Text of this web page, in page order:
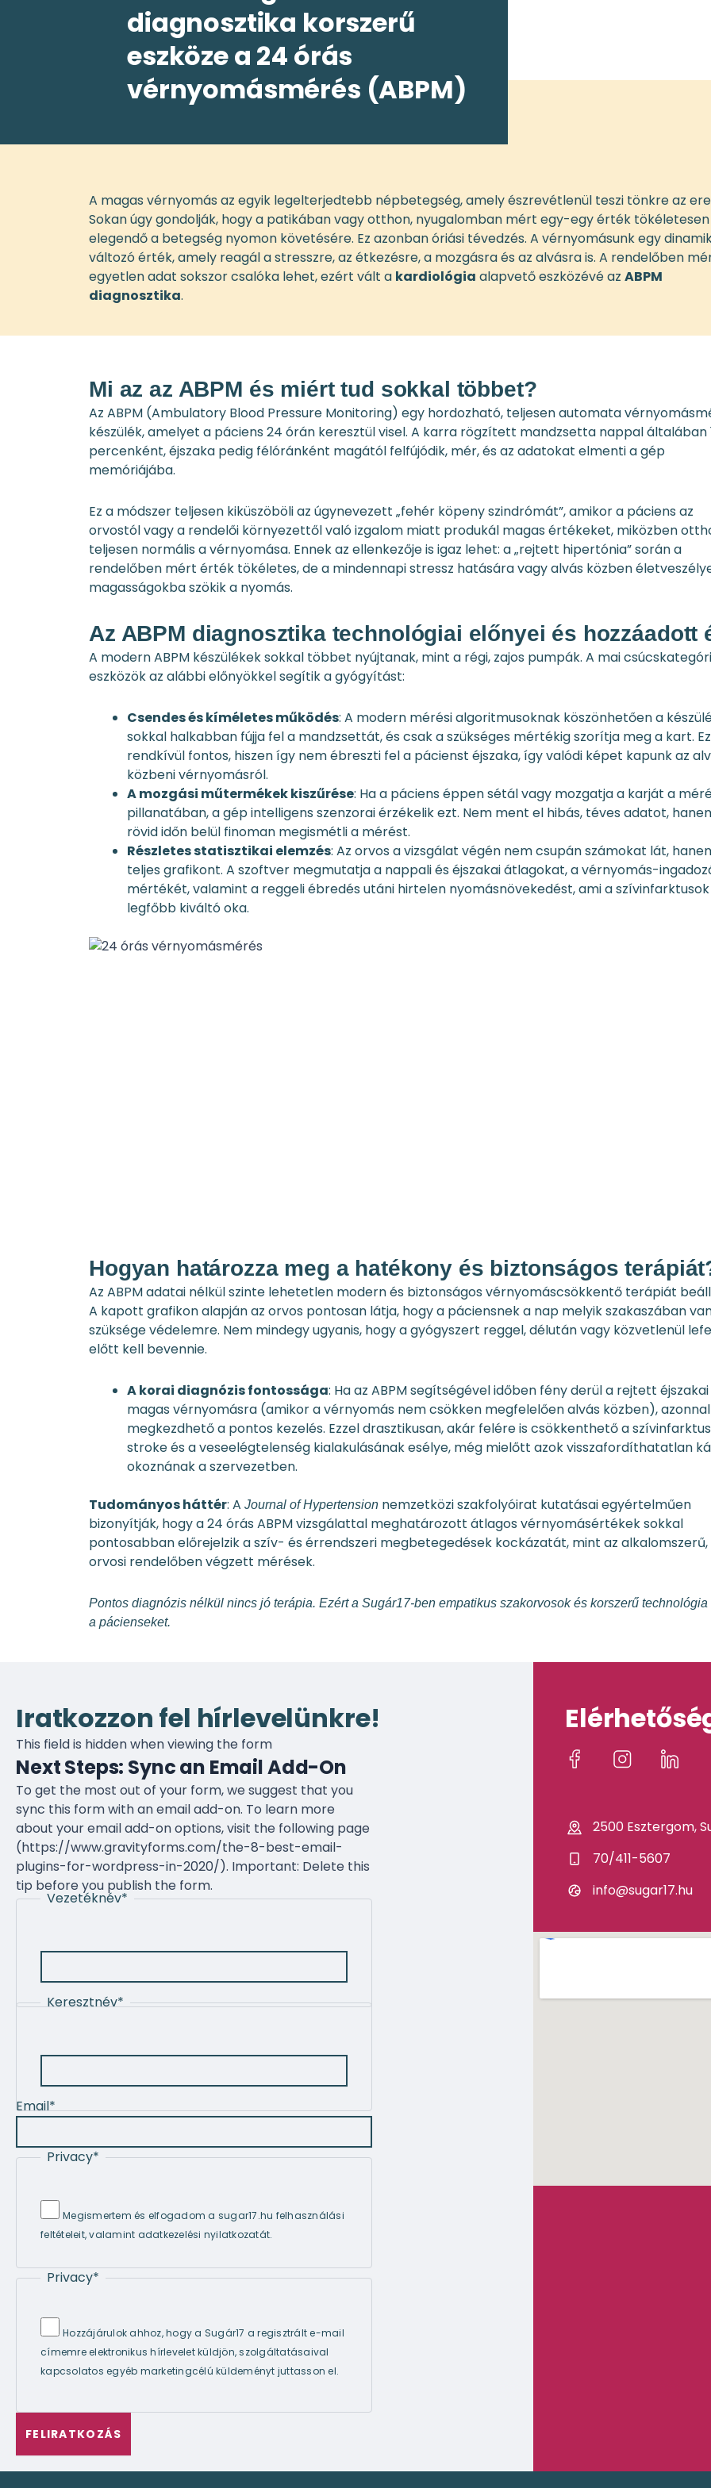
diagnosztika korszerű
eszköze a 24 órás
vérnyomásmérés (ABPM)
A magas vérnyomás az egyik legelterjedtebb népbetegség, amely észrevétlenül teszi tönkre az
Sokan úgy gondolják, hogy a patikában vagy otthon, nyugalomban mért egy-egy érték tökéletesen
elegendő a betegség nyomon követésére. Ez azonban óriási tévedzés. A vérnyomásunk egy
változó érték, amely reagál a stresszre, az étkezésre, a mozgásra és az alvásra is. A rendelőben
egyetlen adat sokszor csalóka lehet, ezért vált a kardiológia alapvető eszközévé az ABPM
diagnosztika.
Mi az az ABPM és miért tud sokkal többet?
Az ABPM (Ambulatory Blood Pressure Monitoring) egy hordozható, teljesen automata
készülék, amelyet a páciens 24 órán keresztül visel. A karra rögzített mandzsetta nappal általában
percenként, éjszaka pedig félóránként magától felfújódik, mér, és az adatokat elmenti a gép
memóriájába.
Ez a módszer teljesen kiküszöböli az úgynevezett „fehér köpeny szindrómát”, amikor a páciens az
orvostól vagy a rendelői környezettől való izgalom miatt produkál magas értékeket, miközben
teljesen normális a vérnyomása. Ennek az ellenkezője is igaz lehet: a „rejtett hipertónia” során a
rendelőben mért érték tökéletes, de a mindennapi stressz hatására vagy alvás közben
magasságokba szökik a nyomás.
Az ABPM diagnosztika technológiai előnyei és hozzáadott
A modern ABPM készülékek sokkal többet nyújtanak, mint a régi, zajos pumpák. A mai
eszközök az alábbi előnyökkel segítik a gyógyítást:
Csendes és kíméletes működés: A modern mérési algoritmusoknak köszönhetően a
sokkal halkabban fújja fel a mandzsettát, és csak a szükséges mértékig szorítja meg a kart. Ez
rendkívül fontos, hiszen így nem ébreszti fel a pácienst éjszaka, így valódi képet kapunk az
közbeni vérnyomásról.
A mozgási műtermékek kiszűrése: Ha a páciens éppen sétál vagy mozgatja a karját a
pillanatában, a gép intelligens szenzorai érzékelik ezt. Nem ment el hibás, téves adatot,
rövid időn belül finoman megismétli a mérést.
Részletes statisztikai elemzés: Az orvos a vizsgálat végén nem csupán számokat lát,
teljes grafikont. A szoftver megmutatja a nappali és éjszakai átlagokat, a vérnyomás-
mértékét, valamint a reggeli ébredés utáni hirtelen nyomásnövekedést, ami a
legfőbb kiváltó oka.
Hogyan határozza meg a hatékony és biztonságos
Az ABPM adatai nélkül szinte lehetetlen modern és biztonságos vérnyomáscsökkentő terápiát
A kapott grafikon alapján az orvos pontosan látja, hogy a páciensnek a nap melyik szakaszában
szüksége védelemre. Nem mindegy ugyanis, hogy a gyógyszert reggel, délután vagy közvetlenül
előtt kell bevennie.
A korai diagnózis fontossága: Ha az ABPM segítségével időben fény derül a rejtett éjszakai
magas vérnyomásra (amikor a vérnyomás nem csökken megfelelően alvás közben), azonnal
megkezdhető a pontos kezelés. Ezzel drasztikusan, akár felére is csökkenthető a
stroke és a veseelégtelenség kialakulásának esélye, még mielőtt azok visszafordíthatatlan
okoznának a szervezetben.
Tudományos háttér: A Journal of Hypertension nemzetközi szakfolyóirat kutatásai egyértelműen
bizonyítják, hogy a 24 órás ABPM vizsgálattal meghatározott átlagos vérnyomásértékek sokkal
pontosabban előrejelzik a szív- és érrendszeri megbetegedések kockázatát, mint az alkalomszerű,
orvosi rendelőben végzett mérések.
Pontos diagnózis nélkül nincs jó terápia. Ezért a Sugár17-ben empatikus szakorvosok és korszerű technológia
a pácienseket.
Iratkozzon fel hírlevelünkre!
This field is hidden when viewing the form
Next Steps: Sync an Email Add-On
To get the most out of your form, we suggest that you
sync this form with an email add-on. To learn more
about your email add-on options, visit the following page
(https://www.gravityforms.com/the-8-best-email-
plugins-for-wordpress-in-2020/). Important: Delete this
tip before you publish the form.
Vezetéknév*
Keresztnév*
Email*
Privacy*
Megismertem és elfogadom a sugar17.hu felhasználási
feltételeit, valamint adatkezelési nyilatkozatát.
Privacy*
Hozzájárulok ahhoz, hogy a Sugár17 a regisztrált e-mail
címemre elektronikus hírlevelet küldjön, szolgáltatásaival
kapcsolatos egyéb marketingcélú küldeményt juttasson el.
2500 Esztergom,
70/411-5607
info@sugar17.hu